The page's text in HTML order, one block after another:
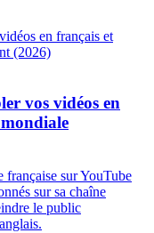
vos vidéos en
française sur YouTube
sur sa chaîne
le public